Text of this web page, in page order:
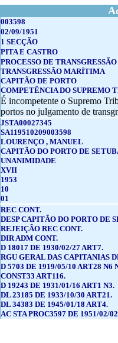
003598
02/09/1951
1 SECÇÃO
PITA E CASTRO
PROCESSO DE TRANSGRESSÃO
TRANSGRESSÃO MARÍTIMA
CAPITÃO DE PORTO
COMPETÊNCIA DO SUPREMO
É incompetente o Supremo
portos no julgamento de
JSTA00027345
SA119510209003598
LOURENÇO , MANUEL
CAPITÃO DO PORTO DE
UNANIMIDADE
XVII
1953
10
01
REC CONT.
DESP CAPITÃO DO PORTO DE
REJEIÇÃO REC CONT.
DIR ADM CONT.
D 18017 DE 1930/02/27 ART7.
RGU GERAL DAS CAPITANIAS
D 5703 DE 1919/05/10 ART28 N6
CONST33 ART116.
D 19243 DE 1931/01/16 ART1 N3.
DL 23185 DE 1933/10/30 ART21.
DL 34383 DE 1945/01/18 ART4.
AC STA PROC3597 DE 1951/02/